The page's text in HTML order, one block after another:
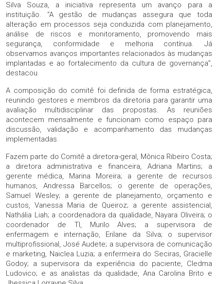
Silva Souza, a iniciativa representa um avanço para a
instituição. “A gestão de mudanças assegura que toda
alteração em processos seja conduzida com planejamento,
análise de riscos e monitoramento, promovendo mais
segurança, conformidade e melhoria contínua. Já
observamos avanços importantes relacionados às mudanças
implantadas e ao fortalecimento da cultura de governança”,
destacou.
A composição do comitê foi definida de forma estratégica,
reunindo gestores e membros da diretoria para garantir uma
avaliação multidisciplinar das propostas. As reuniões
acontecem mensalmente e funcionam como espaço para
discussão, validação e acompanhamento das mudanças
implementadas.
Fazem parte do Comitê a diretora-geral, Mônica Ribeiro Costa;
a diretora administrativa e financeira, Adriana Martins; a
gerente médica, Marina Moreira; a gerente de recursos
humanos, Andressa Barcellos; o gerente de operações,
Samuel Wesley; a gerente de planejamento, orçamento e
custos, Vanessa Maria de Queiroz; a gerente assistencial,
Nathália Liah; a coordenadora da qualidade, Nayara Oliveira; o
coordenador de TI, Murilo Alves; a supervisora de
enfermagem e internação, Erilane da Silva; o supervisor
multiprofissional, José Audete; a supervisora de comunicação
e marketing, Naiclea Luzia; a enfermeira do Seciras, Gracielle
Godoy; a supervisora da experiência do paciente, Cledma
Ludovico; e as analistas da qualidade, Ana Carolina Brito e